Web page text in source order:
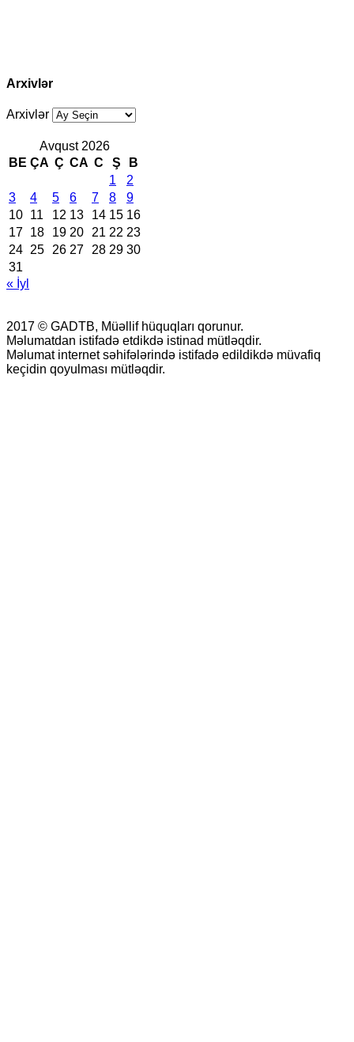
Arxivlər
Arxivlər
Avqust 2026
BE ÇA Ç CA C Ş
B
1
2
3
4 5 6 7 8
9
10 11 12 13 14 15 16
17 18 19 20 21 22 23
24 25 26 27 28 29 30
31
« İyl
2017 © GADTB, Müəllif hüquqları qorunur.
Məlumatdan istifadə etdikdə istinad mütləqdir.
Məlumat internet səhifələrində istifadə edildikdə müvafiq
keçidin qoyulması mütləqdir.